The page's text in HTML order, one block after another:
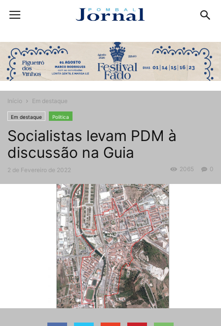
Início Em destaque
Em destaque Politica
Socialistas levam PDM à
discussão na Guia
2 de Fevereiro de 2022 0
2065